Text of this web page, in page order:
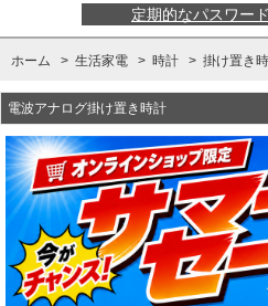
定期的なパスワー
ホーム > 生活家電 > 時計 > 掛け置き
電波アナログ掛け置き時計